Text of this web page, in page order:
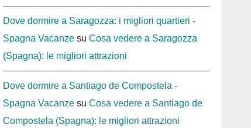
Dove dormire a Saragozza: i migliori quartieri -
Spagna Vacanze suCosa vedere a Saragozza
(Spagna): le migliori attrazioni
Dove dormire a Santiago de Compostela -
Spagna Vacanze suCosa vedere a Santiago de
Compostela (Spagna): le migliori attrazioni